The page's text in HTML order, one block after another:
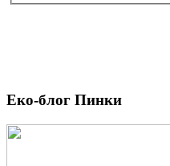
Еко-блог Пинки